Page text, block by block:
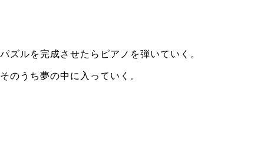
パズルを完成させたらピアノを弾いていく。
そのうち夢の中に入っていく。